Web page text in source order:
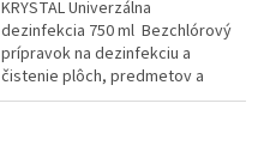
KRYSTAL Univerzálna
dezinfekcia 750 ml Bezchlórový
prípravok na dezinfekciu a
čistenie plôch, predmetov a
nástrojov. Odstraňuje 99,9%